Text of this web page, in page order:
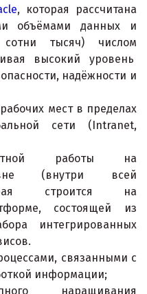
, которая рассчитана
объёмами данных и
тысяч) числом
высокий уровень
надёжности и
мест в пределах
сети (Intranet,
работы на
(внутри всей
строится на
состоящей из
интегрированных
связанными с
информации;
наращивания